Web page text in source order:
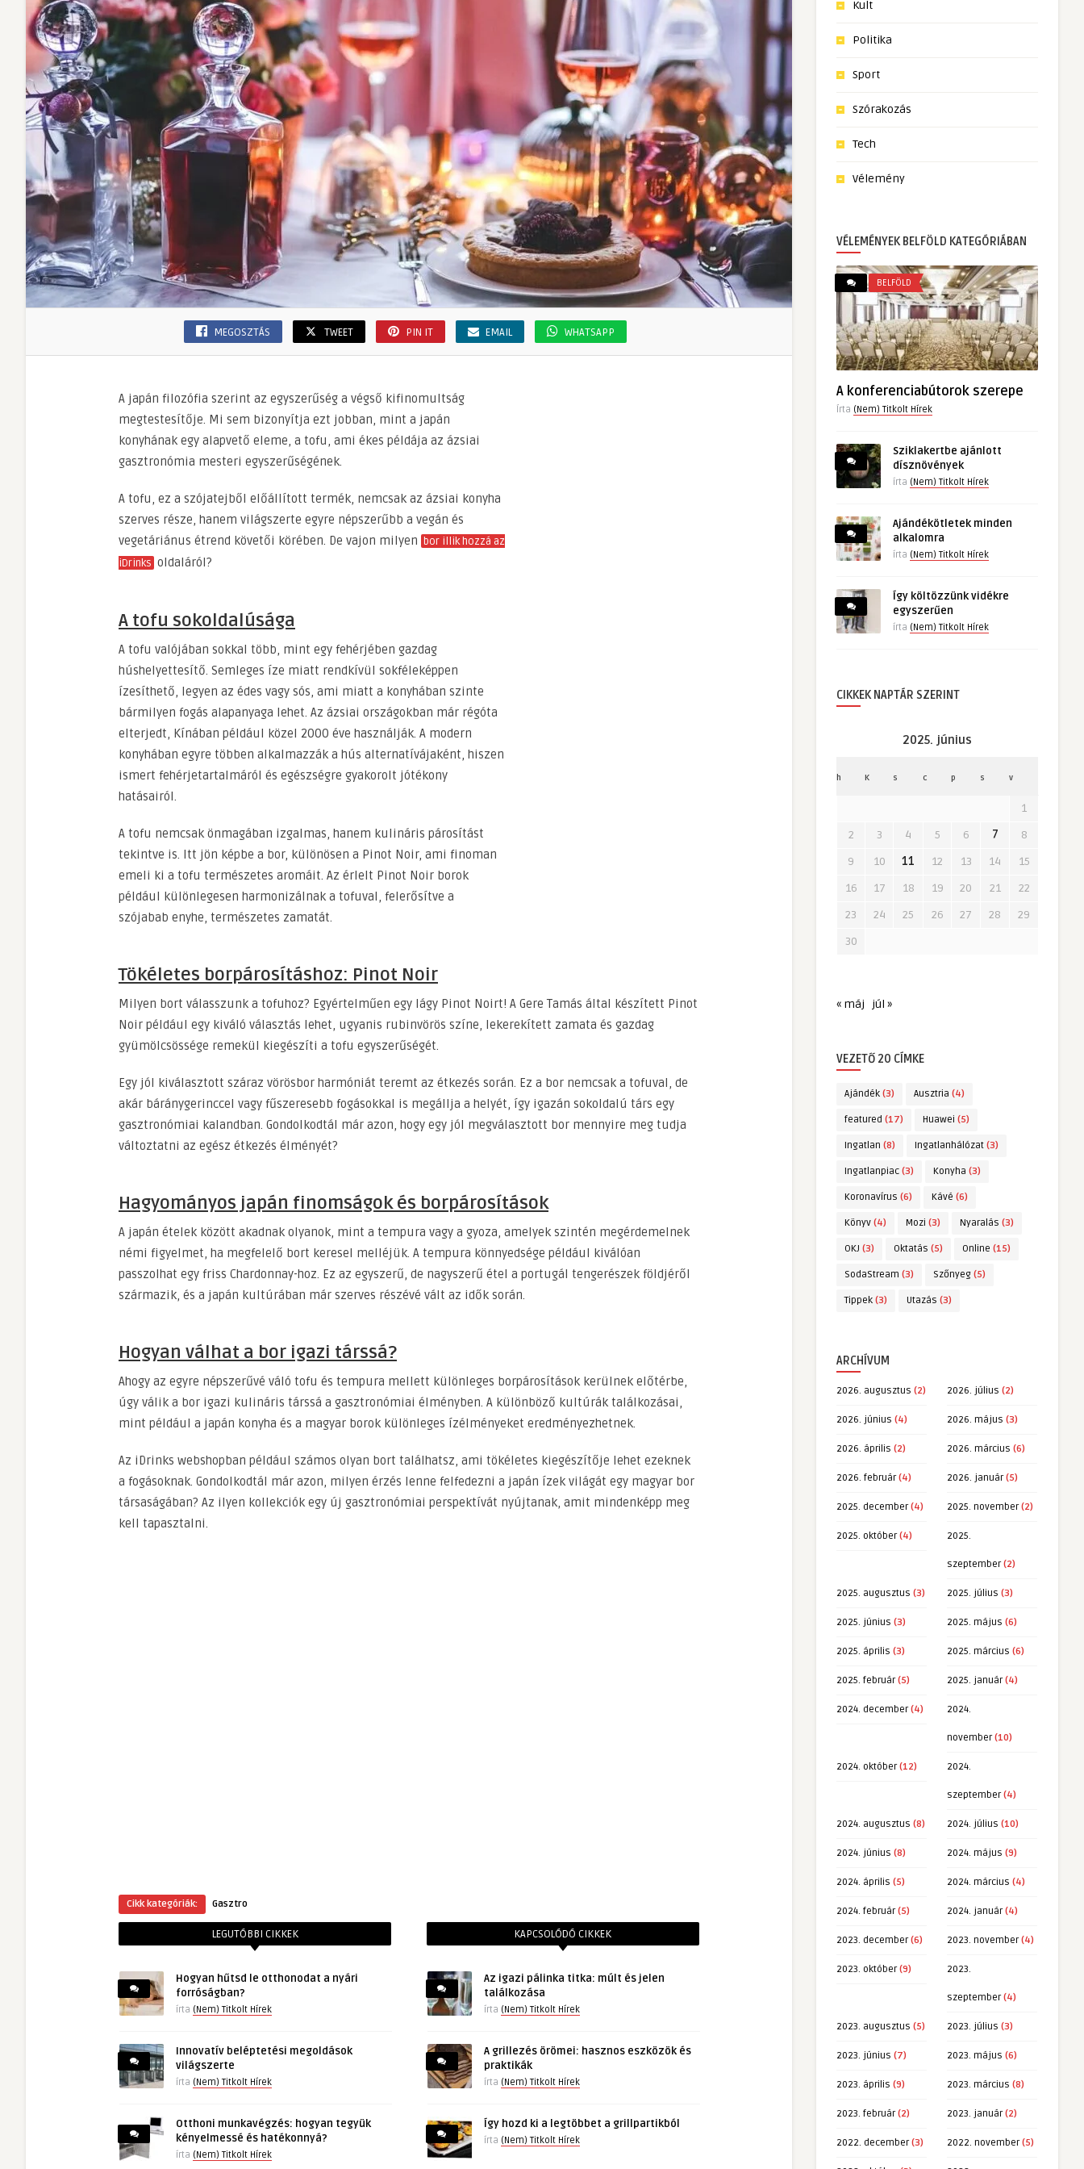
MEGOSZTÁS TWEET PIN IT EMAIL WHATSAPP
A japán filozófia szerint az egyszerűség a végső kifinomultság
megtestesítője. Mi sem bizonyítja ezt jobban, mint a japán
konyhának egy alapvető eleme, a tofu, ami ékes példája az ázsiai
gasztronómia mesteri egyszerűségének.
A tofu, ez a szójatejből előállított termék, nemcsak az ázsiai konyha
szerves része, hanem világszerte egyre népszerűbb a vegán és
vegetáriánus étrend követői körében. De vajon milyen bor illik hozzá az
iDrinks oldaláról?
A tofu sokoldalúsága
A tofu valójában sokkal több, mint egy fehérjében gazdag
húshelyettesítő. Semleges íze miatt rendkívül sokféleképpen
ízesíthető, legyen az édes vagy sós, ami miatt a konyhában szinte
bármilyen fogás alapanyaga lehet. Az ázsiai országokban már régóta
elterjedt, Kínában például közel 2000 éve használják. A modern
konyhában egyre többen alkalmazzák a hús alternatívájaként, hiszen
ismert fehérjetartalmáról és egészségre gyakorolt jótékony
hatásairól.
A tofu nemcsak önmagában izgalmas, hanem kulináris párosítást
tekintve is. Itt jön képbe a bor, különösen a Pinot Noir, ami finoman
emeli ki a tofu természetes aromáit. Az érlelt Pinot Noir borok
például különlegesen harmonizálnak a tofuval, felerősítve a
szójabab enyhe, természetes zamatát.
Tökéletes borpárosításhoz: Pinot Noir
Milyen bort válasszunk a tofuhoz? Egyértelműen egy lágy Pinot Noirt! A Gere Tamás által készített Pinot
Noir például egy kiváló választás lehet, ugyanis rubinvörös színe, lekerekített zamata és gazdag
gyümölcsössége remekül kiegészíti a tofu egyszerűségét.
Egy jól kiválasztott száraz vörösbor harmóniát teremt az étkezés során. Ez a bor nemcsak a tofuval, de
akár báránygerinccel vagy fűszeresebb fogásokkal is megállja a helyét, így igazán sokoldalú társ egy
gasztronómiai kalandban. Gondolkodtál már azon, hogy egy jól megválasztott bor mennyire meg tudja
változtatni az egész étkezés élményét?
Hagyományos japán finomságok és borpárosítások
A japán ételek között akadnak olyanok, mint a tempura vagy a gyoza, amelyek szintén megérdemelnek
némi figyelmet, ha megfelelő bort keresel melléjük. A tempura könnyedsége például kiválóan
passzolhat egy friss Chardonnay-hoz. Ez az egyszerű, de nagyszerű étel a portugál tengerészek földjéről
származik, és a japán kultúrában már szerves részévé vált az idők során.
Hogyan válhat a bor igazi társsá?
Ahogy az egyre népszerűvé váló tofu és tempura mellett különleges borpárosítások kerülnek előtérbe,
úgy válik a bor igazi kulináris társsá a gasztronómiai élményben. A különböző kultúrák találkozásai,
mint például a japán konyha és a magyar borok különleges ízélményeket eredményezhetnek.
Az iDrinks webshopban például számos olyan bort találhatsz, ami tökéletes kiegészítője lehet ezeknek
a fogásoknak. Gondolkodtál már azon, milyen érzés lenne felfedezni a japán ízek világát egy magyar bor
társaságában? Az ilyen kollekciók egy új gasztronómiai perspektívát nyújtanak, amit mindenképp meg
kell tapasztalni.
Cikk kategóriák: Gasztro
LEGUTÓBBI CIKKEK
Hogyan hűtsd le otthonodat a nyári
forróságban?
írta (Nem) Titkolt Hírek
Innovatív beléptetési megoldások
világszerte
írta (Nem) Titkolt Hírek
Otthoni munkavégzés: hogyan tegyük
kényelmessé és hatékonnyá?
írta (Nem) Titkolt Hírek
KAPCSOLÓDÓ CIKKEK
Az igazi pálinka titka: múlt és jelen
találkozása
írta (Nem) Titkolt Hírek
A grillezés örömei: hasznos eszközök és
praktikák
írta (Nem) Titkolt Hírek
Így hozd ki a legtöbbet a grillpartikból
írta (Nem) Titkolt Hírek
Kult
Politika
Sport
Szórakozás
Tech
Vélemény
VÉLEMÉNYEK BELFÖLD KATEGÓRIÁBAN
BELFÖLD
A konferenciabútorok szerepe
Írta (Nem) Titkolt Hírek
Sziklakertbe ajánlott
dísznövények
írta (Nem) Titkolt Hírek
Ajándékötletek minden
alkalomra
írta (Nem) Titkolt Hírek
Így költözzünk vidékre
egyszerűen
írta (Nem) Titkolt Hírek
CIKKEK NAPTÁR SZERINT
2025. június
h K s c p s v
1
2
3 4 5 6 7
8
9
10 11 12 13 14
15
16
17 18 19 20 21
22
23
24 25 26 27 28
29
30
« máj júl »
VEZETŐ 20 CÍMKE
Ajándék (3) Ausztria (4)
featured (17) Huawei (5)
Ingatlan (8) Ingatlanhálózat (3)
Ingatlanpiac (3) Konyha (3)
Koronavírus (6) Kávé (6)
Könyv (4) Mozi (3) Nyaralás (3)
OKJ (3) Oktatás (5) Online (15)
SodaStream (3) Szőnyeg (5)
Tippek (3) Utazás (3)
ARCHÍVUM
2026. augusztus (2) 2026. július (2)
2026. június (4) 2026. május (3)
2026. április (2) 2026. március (6)
2026. február(4) 2026. január(5)
2025. december(4) 2025. november(2)
2025. október(4) 2025.
szeptember(2)
2025. augusztus (3) 2025. július (3)
2025. június (3) 2025. május (6)
2025. április (3) 2025. március (6)
2025. február(5) 2025. január(4)
2024. december(4) 2024.
november(10)
2024. október(12) 2024.
szeptember(4)
2024. augusztus (8) 2024. július (10)
2024. június (8) 2024. május (9)
2024. április (5) 2024. március (4)
2024. február(5) 2024. január(4)
2023. december(6) 2023. november(4)
2023. október(9) 2023.
szeptember(4)
2023. augusztus (5) 2023. július (3)
2023. június (7) 2023. május (6)
2023. április (9) 2023. március (8)
2023. február(2) 2023. január(2)
2022. december(3) 2022. november(5)